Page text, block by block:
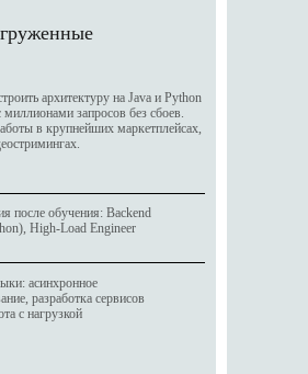
архитектуру на Java и Python
миллионами запросов без сбоев.
в крупнейших маркетплейсах,
после обучения: Backend
High-Load Engineer
асинхронное
разработка сервисов
с нагрузкой